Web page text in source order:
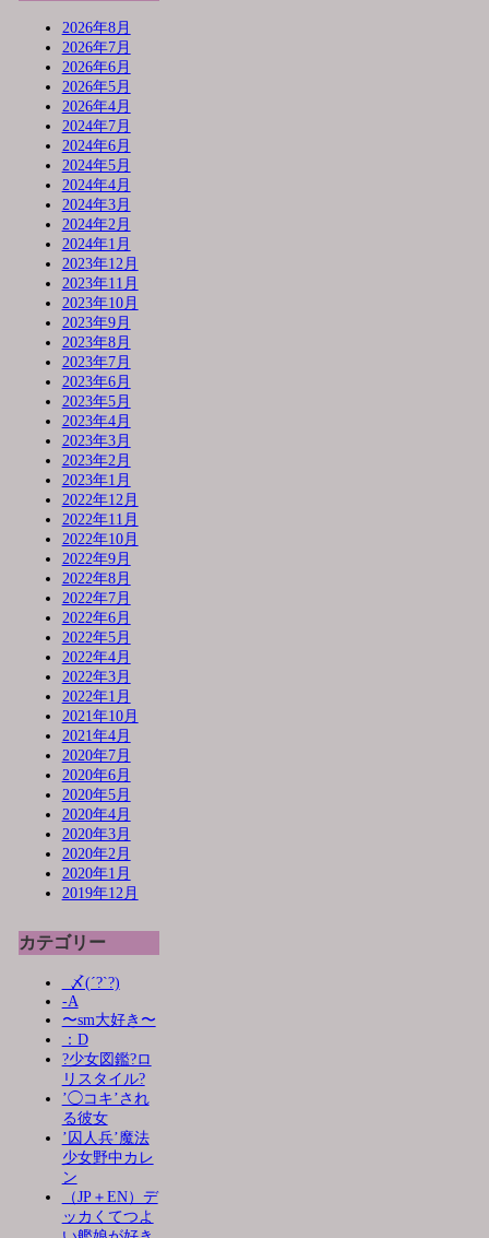
2026年8月
2026年7月
2026年6月
2026年5月
2026年4月
2024年7月
2024年6月
2024年5月
2024年4月
2024年3月
2024年2月
2024年1月
2023年12月
2023年11月
2023年10月
2023年9月
2023年8月
2023年7月
2023年6月
2023年5月
2023年4月
2023年3月
2023年2月
2023年1月
2022年12月
2022年11月
2022年10月
2022年9月
2022年8月
2022年7月
2022年6月
2022年5月
2022年4月
2022年3月
2022年1月
2021年10月
2021年4月
2020年7月
2020年6月
2020年5月
2020年4月
2020年3月
2020年2月
2020年1月
2019年12月
カテゴリー
_〆(´?`?)
-A
〜sm大好き〜
：D
?少女図鑑?ロ
リスタイル?
’◯コキ’され
る彼女
’囚人兵’魔法
少女野中カレ
ン
（JP＋EN）デ
ッカくてつよ